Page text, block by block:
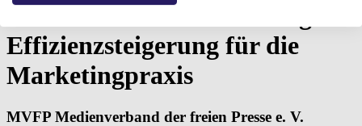
KI meets Online Marketing:
Effizienzsteigerung für die
Marketingpraxis
MVFP Medienverband der freien Presse e. V.